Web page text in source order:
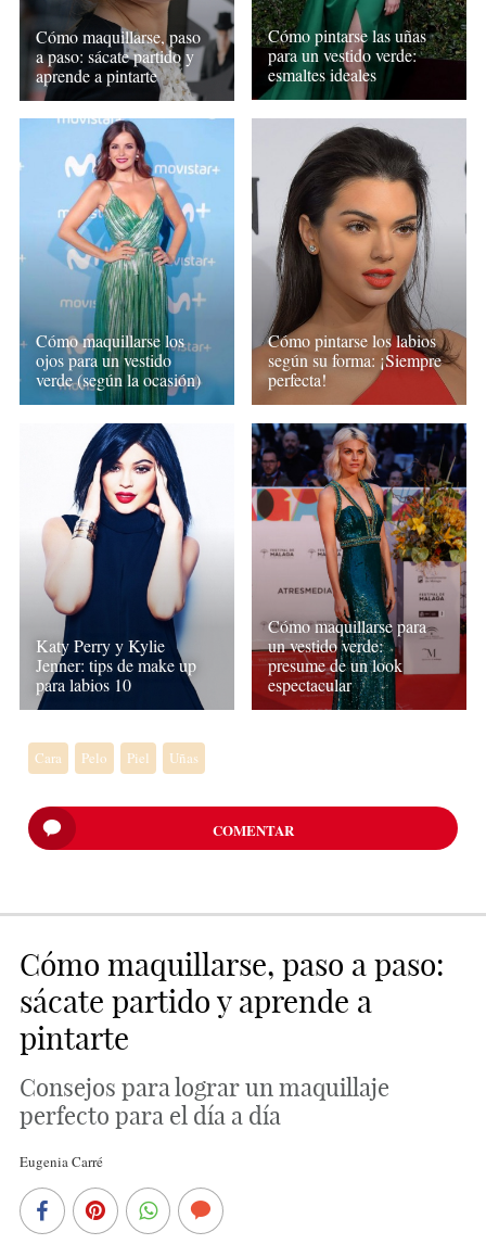
Cómo maquillarse, paso
a paso: sácate partido y
aprende a pintarte
Cómo pintarse las uñas
para un vestido verde:
esmaltes ideales
Cómo maquillarse los
ojos para un vestido
verde (según la ocasión)
Cómo pintarse los labios
según su forma: ¡Siempre
perfecta!
Katy Perry y Kylie
Jenner: tips de make up
para labios 10
Cómo maquillarse para
un vestido verde:
presume de un look
espectacular
Cara Pelo Piel Uñas
COMENTAR
Cómo maquillarse, paso a paso:
sácate partido y aprende a
pintarte
Consejos para lograr un maquillaje
perfecto para el día a día
Eugenia Carré